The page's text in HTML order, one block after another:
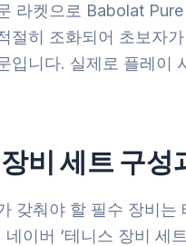
라켓으로 Babolat
절히 조화되어 초보자
입니다. 실제로 플레이
비 세트 구성
갖춰야 할 필수 장비
이버 ‘테니스 장비 세